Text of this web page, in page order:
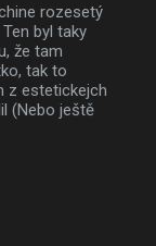
rozesetý
byl taky
že tam
tak to
z estetickejch
(Nebo ještě